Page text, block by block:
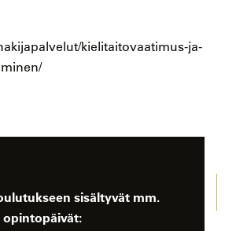
kielitaitovaatimus-ja-
sisältyvät mm.
opintopäivät: